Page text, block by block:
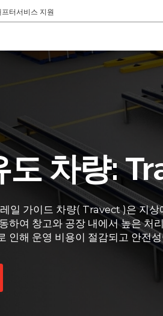
터서비스 지원
도 차량:
일 가이드 차량( Travect )은 지상
하여 창고와 공장 내에서 높은 처
인해 운영 비용이 절감되고 안전